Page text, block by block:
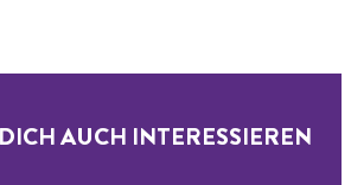
AUCH INTERESSIEREN